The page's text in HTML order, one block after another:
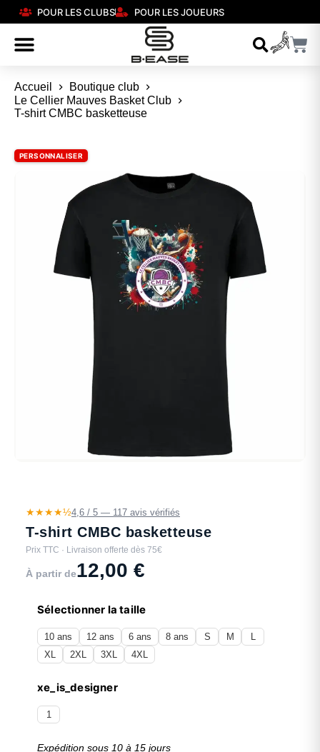
POUR LES CLUBS POUR LES JOUEURS
Accueil
Boutique club
Le Cellier Mauves Basket Club
T-shirt CMBC basketteuse
PERSONNALISER
★★★★½4,6 / 5 — 117 avis vérifiés
T-shirt CMBC basketteuse
Prix TTC · Livraison offerte dès 75€
À partir de12,00 €
Sélectionner la taille
10 ans 12 ans 6 ans 8 ans S M
XL
2XL 3XL 4XL
xe_is_designer
1
Expédition sous 10 à 15 jours